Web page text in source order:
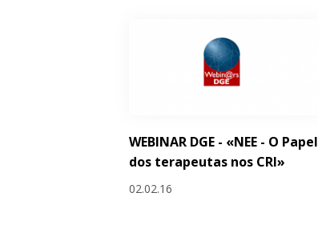
WEBINAR DGE - «NEE - O Papel
dos terapeutas nos CRI»
02.02.16